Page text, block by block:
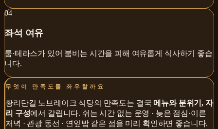
04
좌석 여유
룸·테라스가 있어 붐비는 시간을 피해 여유롭게 식사하기 좋습
니다.
무엇이 만족도를 좌우할까요
황리단길 노브레이크 식당의 만족도는 결국 메뉴와 분위기, 자
리 구성에서 갈립니다. 쉬는 시간 없는 운영 · 늦은 점심·이른
저녁 · 관광 동선 · 연잎밥같은 점을 미리 확인하면 좋습니다.